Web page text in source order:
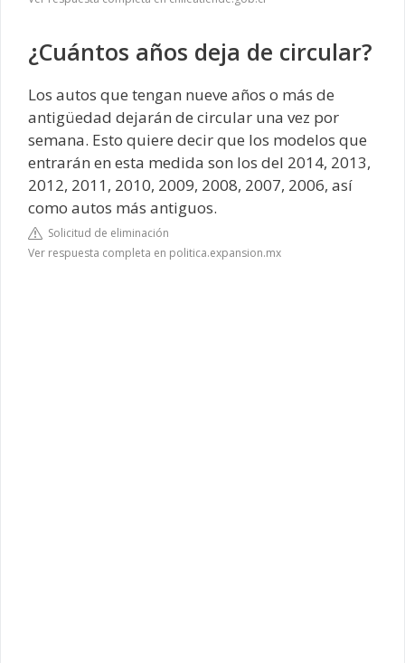
¿Cuántos años deja de circular?
Los autos que tengan nueve años o más de
antigüedad dejarán de circular una vez por
semana. Esto quiere decir que los modelos que
entrarán en esta medida son los del 2014, 2013,
2012, 2011, 2010, 2009, 2008, 2007, 2006, así
como autos más antiguos.
Solicitud de eliminación
Ver respuesta completa en politica.expansion.mx